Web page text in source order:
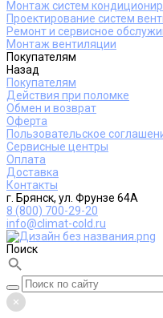
Монтаж систем
Проектирование систем
Ремонт и сервисное
Монтаж вентиляции
Покупателям
Назад
Покупателям
Действия при поломке
Обмен и возврат
Оферта
Пользовательское
Сервисные центры
Оплата
Доставка
Контакты
г. Брянск, ул. Фрунзе 64А
8 (800) 700-29-20
info@climat-cold.ru
Поиск